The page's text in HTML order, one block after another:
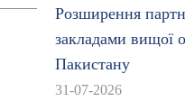
Розширення
закладами вищої
Пакистану
31-07-2026